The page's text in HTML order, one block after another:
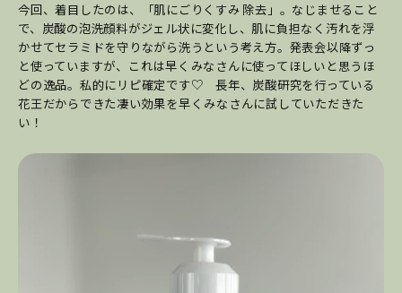
今回、着目したのは、「肌にごりくすみ 除去」。なじませること
で、炭酸の泡洗顔料がジェル状に変化し、肌に負担なく汚れを浮
かせてセラミドを守りながら洗うという考え方。発表会以降ずっ
と使っていますが、これは早くみなさんに使ってほしいと思うほ
どの逸品。私的にリピ確定です♡ 長年、炭酸研究を行っている
花王だからできた凄い効果を早くみなさんに試していただきた
い！